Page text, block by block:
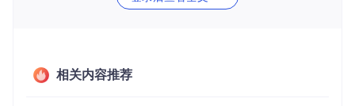
GitHub作为全球最大的代码托管平台，其API蕴含着丰富的开
[!TIP] 调试技巧：使用GitHub API时，建议先通过
相关内容推荐